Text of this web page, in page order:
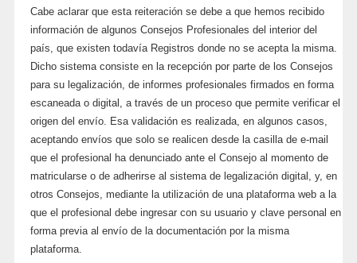
Cabe aclarar que esta reiteración se debe a que hemos recibido
información de algunos Consejos Profesionales del interior del
país, que existen todavía Registros donde no se acepta la misma.
Dicho sistema consiste en la recepción por parte de los Consejos
para su legalización, de informes profesionales firmados en forma
escaneada o digital, a través de un proceso que permite verificar el
origen del envío. Esa validación es realizada, en algunos casos,
aceptando envíos que solo se realicen desde la casilla de e-mail
que el profesional ha denunciado ante el Consejo al momento de
matricularse o de adherirse al sistema de legalización digital, y, en
otros Consejos, mediante la utilización de una plataforma web a la
que el profesional debe ingresar con su usuario y clave personal en
forma previa al envío de la documentación por la misma
plataforma.